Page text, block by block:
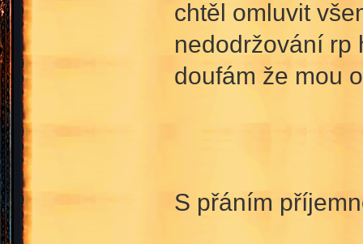
chtěl omluvit
nedodržování rp
doufám že mou
S přáním